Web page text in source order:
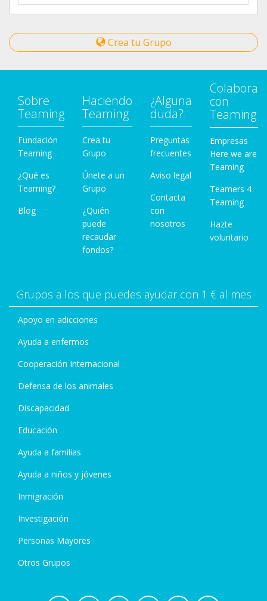
Crea tu Grupo
Sobre
Teaming
Fundación
Teaming
¿Qué es
Teaming?
Blog
Haciendo
Teaming
Crea tu
Grupo
Únete a un
Grupo
¿Quién
puede
recaudar
fondos?
¿Alguna
duda?
Preguntas
frecuentes
Aviso legal
Contacta
con
nosotros
Colabora
con
Teaming
Empresas
Here we are
Teaming
Teamers 4
Teaming
Hazte
voluntario
Grupos a los que puedes ayudar con 1 € al mes
Apoyo en adicciones
Ayuda a enfermos
Cooperación Internacional
Defensa de los animales
Discapacidad
Educación
Ayuda a familias
Ayuda a niños y jóvenes
Inmigración
Investigación
Personas Mayores
Otros Grupos